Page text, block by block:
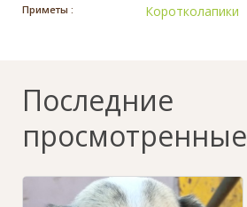
Приметы : Коротколапики
Последние
просмотренные